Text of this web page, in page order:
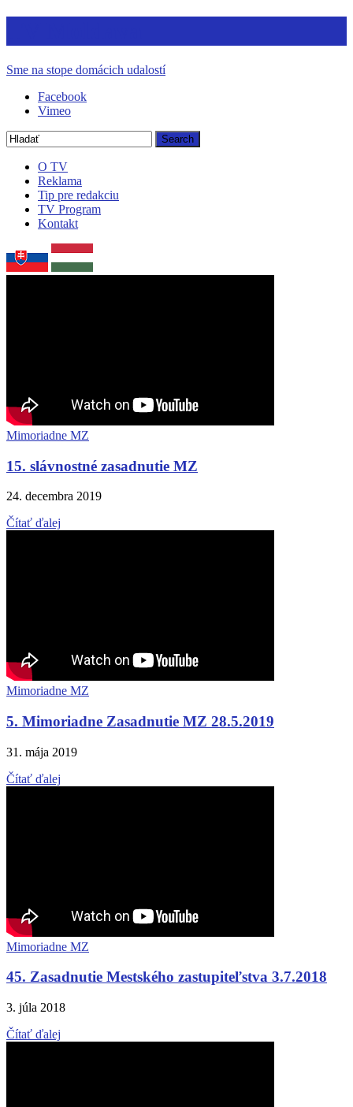
Sme na stope domácich udalostí
Facebook
Vimeo
O TV
Reklama
Tip pre redakciu
TV Program
Kontakt
Mimoriadne MZ
15. slávnostné zasadnutie MZ
24. decembra 2019
Čítať ďalej
Mimoriadne MZ
5. Mimoriadne Zasadnutie MZ 28.5.2019
31. mája 2019
Čítať ďalej
Mimoriadne MZ
45. Zasadnutie Mestského zastupiteľstva 3.7.2018
3. júla 2018
Čítať ďalej